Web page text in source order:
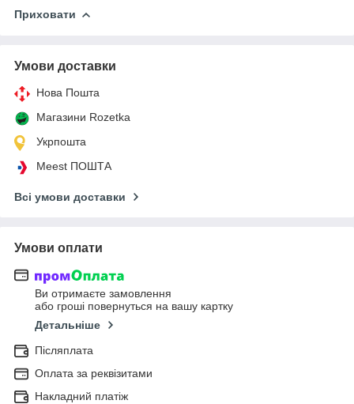
Приховати
Умови доставки
Нова Пошта
Магазини Rozetka
Укрпошта
Meest ПОШТА
Всі умови доставки
Умови оплати
Ви отримаєте замовлення
або гроші повернуться на вашу картку
Детальніше
Післяплата
Оплата за реквізитами
Накладний платіж